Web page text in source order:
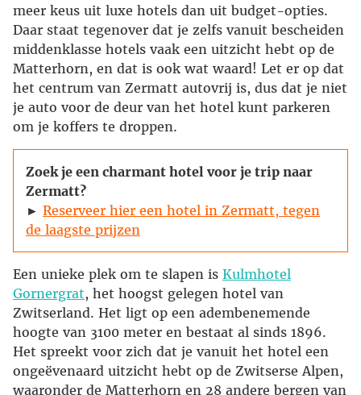
meer keus uit luxe hotels dan uit budget-opties.
Daar staat tegenover dat je zelfs vanuit bescheiden
middenklasse hotels vaak een uitzicht hebt op de
Matterhorn, en dat is ook wat waard! Let er op dat
het centrum van Zermatt autovrij is, dus dat je niet
je auto voor de deur van het hotel kunt parkeren
om je koffers te droppen.
Zoek je een charmant hotel voor je trip naar
Zermatt?
► Reserveer hier een hotel in Zermatt, tegen
de laagste prijzen
Een unieke plek om te slapen is Kulmhotel
Gornergrat, het hoogst gelegen hotel van
Zwitserland. Het ligt op een adembenemende
hoogte van 3100 meter en bestaat al sinds 1896.
Het spreekt voor zich dat je vanuit het hotel een
ongeëvenaard uitzicht hebt op de Zwitserse Alpen,
waaronder de Matterhorn en 28 andere bergen van